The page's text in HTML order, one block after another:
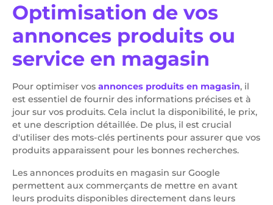
Optimisation de vos
annonces produits ou
service en magasin
Pour optimiser vos annonces produits en magasin, il
est essentiel de fournir des informations précises et à
jour sur vos produits. Cela inclut la disponibilité, le prix,
et une description détaillée. De plus, il est crucial
d'utiliser des mots-clés pertinents pour assurer que vos
produits apparaissent pour les bonnes recherches.
Les annonces produits en magasin sur Google
permettent aux commerçants de mettre en avant
leurs produits disponibles directement dans leurs